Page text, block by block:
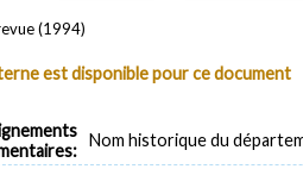
(1994)
est disponible pour ce document
Nom historique du